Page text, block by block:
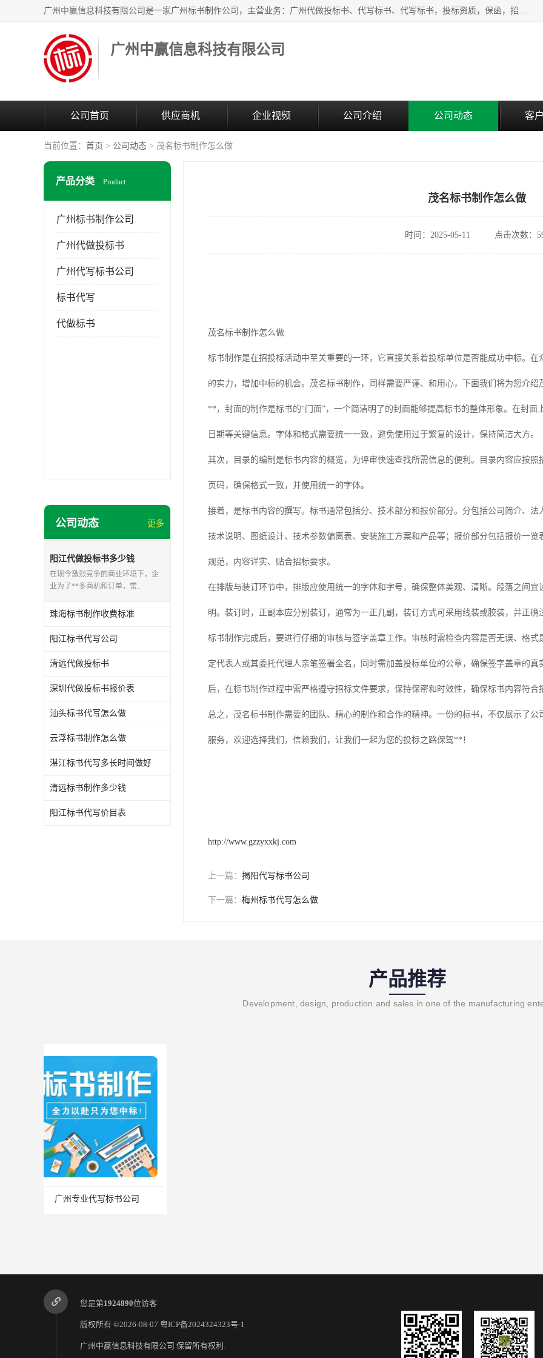
广州中赢信息科技有限公司是一家广州标书制作公司，主营业务：广州代做投标书、代写标书、代写标书，投标资质，保函，招投标培训等等，只要是投标中有需要的，我们这里都可以帮您解决。代写标书的中标案例也有很多。欢迎来电合作。
广州中赢信息科技有限公司
公司首页 供应商机 企业视频 公司介绍 公司动态 客
当前位置： 首页 > 公司动态 > 茂名标书制作怎么做
产品分类 Product
广州标书制作公司
广州代做投标书
广州代写标书公司
标书代写
代做标书
公司动态 更多
阳江代做投标书多少钱
在现今激烈竞争的商业环境下，企
业为了**多商机和订单，常..
珠海标书制作收费标准
阳江标书代写公司
清远代做投标书
深圳代做投标书报价表
汕头标书代写怎么做
云浮标书制作怎么做
湛江标书代写多长时间做好
清远标书制作多少钱
阳江标书代写价目表
茂名标书制作怎么做
时间：2025-05-11 点击次数：
茂名标书制作怎么做
标书制作是在招投标活动中至关重要的一环，它直接关系着投标单位是否能成功中标。
的实力，增加中标的机会。茂名标书制作，同样需要严谨、和用心，下面我们将为您介绍
**，封面的制作是标书的“门面”，一个简洁明了的封面能够提高标书的整体形象。在封
日期等关键信息。字体和格式需要统一一致，避免使用过于繁复的设计，保持简洁大方。
其次，目录的编制是标书内容的概览，为评审快速查找所需信息的便利。目录内容应按
页码，确保格式一致，并使用统一的字体。
接着，是标书内容的撰写。标书通常包括分、技术部分和报价部分。分包括公司简介、
技术说明、图纸设计、技术参数偏离表、安装施工方案和产品等；报价部分包括报价一
规范，内容详实、贴合招标要求。
在排版与装订环节中，排版应使用统一的字体和字号，确保整体美观、清晰。段落之间
明。装订时，正副本应分别装订，通常为一正几副，装订方式可采用线装或胶装，并正确
标书制作完成后，要进行仔细的审核与签字盖章工作。审核时需检查内容是否无误、格
定代表人或其委托代理人亲笔签署全名，同时需加盖投标单位的公章，确保签字盖章的真
后，在标书制作过程中需严格遵守招标文件要求，保持保密和时效性，确保标书内容符合
总之，茂名标书制作需要的团队、精心的制作和合作的精神。一份的标书，不仅展示了
服务，欢迎选择我们，信赖我们，让我们一起为您的投标之路保驾**！
http://www.gzzyxxkj.com
上一篇： 揭阳代写标书公司
下一篇： 梅州标书代写怎么做
产品推荐
Development, design, production and sales in one of the manufacturing
广州专业代写标书公司
您是第1924890位访客
版权所有 ©2026-08-07 粤ICP备2024324323号-1
广州中赢信息科技有限公司 保留所有权利.